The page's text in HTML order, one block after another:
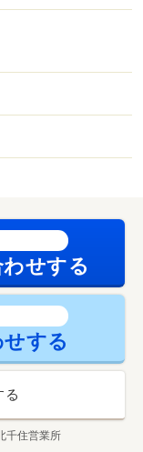
１０分、「谷中中
」まで徒歩約７
上記時間はお電
地を見学する
入いただけます
不動産販売はこ
・特記事項備考】
５０４１１号
せする
する
る
千住営業所